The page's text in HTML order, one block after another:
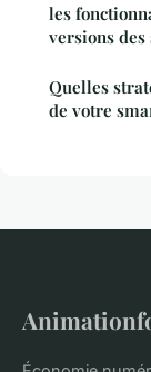
les
versions
Quelles
de votre